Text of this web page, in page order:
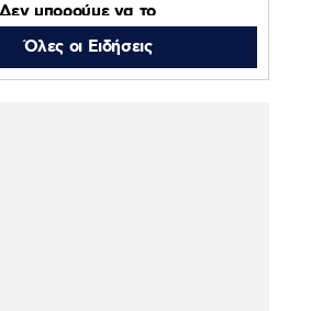
μπορούμε να το
λέει σοκαρισμένο το ζευγάρι
που «υιοθέτησε» τον
στη Λέσβο
Όλες οι Ειδήσεις